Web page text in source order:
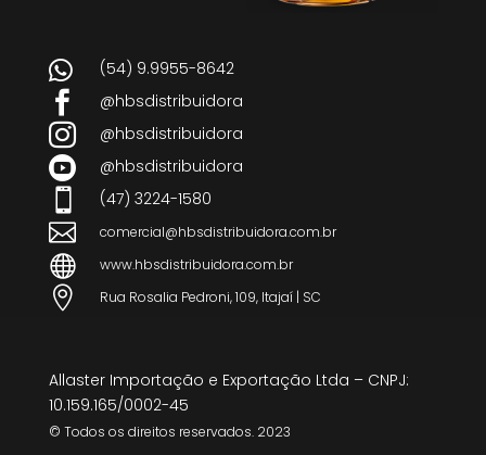
 (54) 9.9955-8642
 @hbsdistribuidora
 @hbsdistribuidora
 @hbsdistribuidora
 (47) 3224-1580
 comercial@hbsdistribuidora.com.br
 www.hbsdistribuidora.com.br
 Rua Rosalia Pedroni, 109, Itajaí | SC
Allaster Importação e Exportação Ltda – CNPJ:
10.159.165/0002-45
© Todos os direitos reservados. 2023